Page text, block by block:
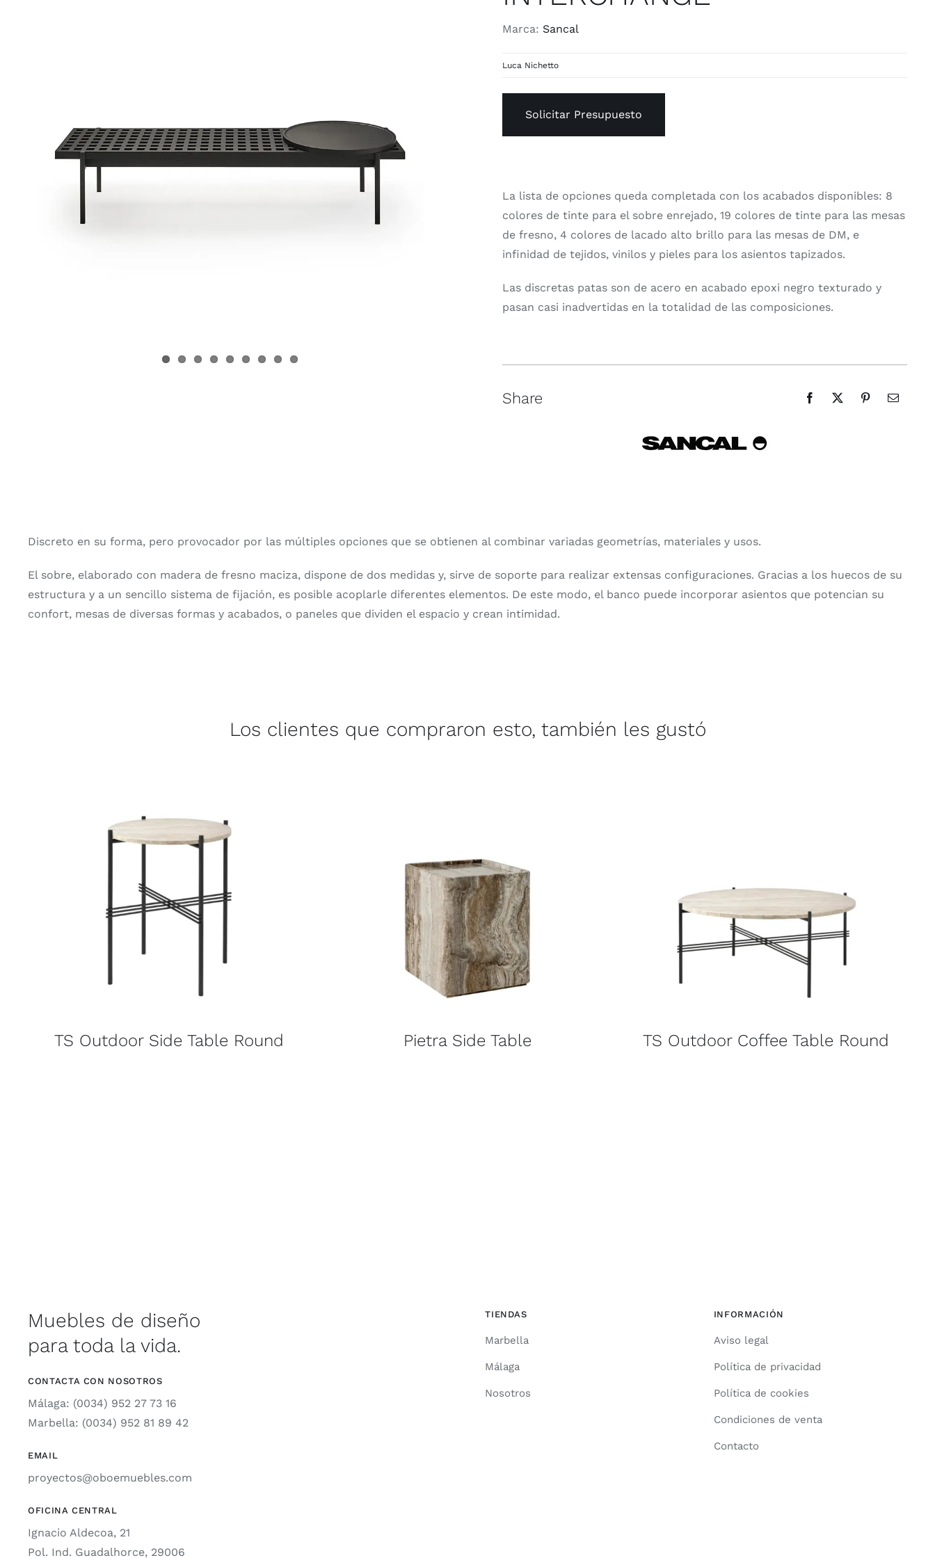
Marca: Sancal
Luca Nichetto
Solicitar Presupuesto
La lista de opciones queda completada con los acabados disponibles: 8
colores de tinte para el sobre enrejado, 19 colores de tinte para las mesas
de fresno, 4 colores de lacado alto brillo para las mesas de DM, e
infinidad de tejidos, vinilos y pieles para los asientos tapizados.
Las discretas patas son de acero en acabado epoxi negro texturado y
pasan casi inadvertidas en la totalidad de las composiciones.
Share
Discreto en su forma, pero provocador por las múltiples opciones que se obtienen al combinar variadas geometrías, materiales y usos.
El sobre, elaborado con madera de fresno maciza, dispone de dos medidas y, sirve de soporte para realizar extensas configuraciones. Gracias a los huecos de su
estructura y a un sencillo sistema de fijación, es posible acoplarle diferentes elementos. De este modo, el banco puede incorporar asientos que potencian su
confort, mesas de diversas formas y acabados, o paneles que dividen el espacio y crean intimidad.
Los clientes que compraron esto, también les gustó
TS Outdoor Side Table Round Pietra Side Table TS Outdoor Coffee Table Round
Muebles de diseño
para toda la vida.
CONTACTA CON NOSOTROS
Málaga: (0034) 952 27 73 16
Marbella: (0034) 952 81 89 42
EMAIL
proyectos@oboemuebles.com
OFICINA CENTRAL
Ignacio Aldecoa, 21
Pol. Ind. Guadalhorce, 29006
TIENDAS
Marbella
Málaga
Nosotros
INFORMACIÓN
Aviso legal
Política de privacidad
Política de cookies
Condiciones de venta
Contacto